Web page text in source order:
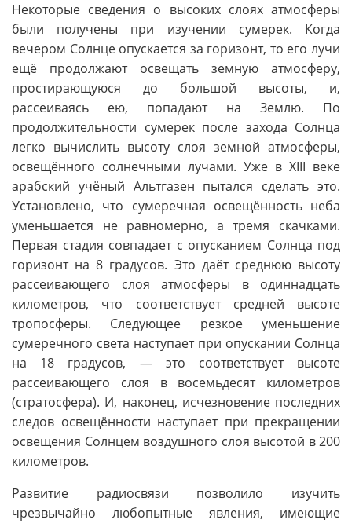
Некоторые сведения о высоких слоях атмосферы
были получены при изучении сумерек. Когда
вечером Солнце опускается за горизонт, то его лучи
ещё продолжают освещать земную атмосферу,
простирающуюся до большой высоты, и,
рассеиваясь ею, попадают на Землю. По
продолжительности сумерек после захода Солнца
легко вычислить высоту слоя земной атмосферы,
освещённого солнечными лучами. Уже в XIII веке
арабский учёный Альтгазен пытался сделать это.
Установлено, что сумеречная освещённость неба
уменьшается не равномерно, а тремя скачками.
Первая стадия совпадает с опусканием Солнца под
горизонт на 8 градусов. Это даёт среднюю высоту
рассеивающего слоя атмосферы в одиннадцать
километров, что соответствует средней высоте
тропосферы. Следующее резкое уменьшение
сумеречного света наступает при опускании Солнца
на 18 градусов, — это соответствует высоте
рассеивающего слоя в восемьдесят километров
(стратосфера). И, наконец, исчезновение последних
следов освещённости наступает при прекращении
освещения Солнцем воздушного слоя высотой в 200
километров.
Развитие радиосвязи позволило изучить
чрезвычайно любопытные явления, имеющие